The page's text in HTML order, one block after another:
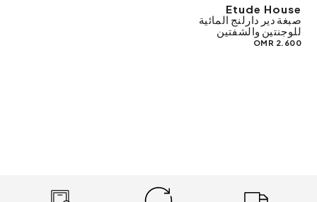
Etude House
صبغة دير دارلنج المائية
للوجنتين والشفتين
2.600 OMR